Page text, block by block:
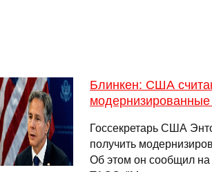
Блинкен: США
модернизированные
Госсекретарь США
получить
Об этом он сообщил